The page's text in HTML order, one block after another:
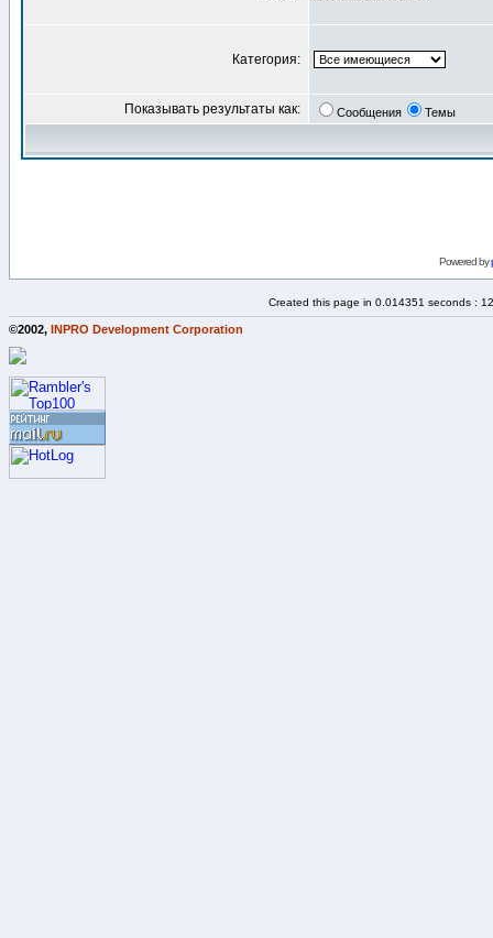
Категория:
Показывать результаты как: Сообщения Темы
Powered by
Created this page in 0.014351 seconds :
©2002, INPRO Development Corporation